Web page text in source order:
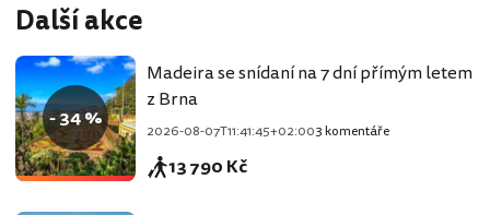
Další akce
- 34 %
Madeira se snídaní na 7 dní přímým letem
z Brna
2026-08-07T11:41:45+02:003 komentáře
13 790 Kč